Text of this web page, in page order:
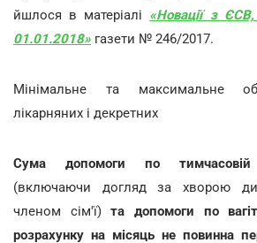
йшлося в матеріалі «Новації з
01.01.2018» газети № 246/2017.
Мінімальне та максимальне
лікарняних і декретних
Сума допомоги по тимчасовій
(включаючи догляд за хворою
членом сім'ї)та допомоги по
розрахунку на місяць не повинна